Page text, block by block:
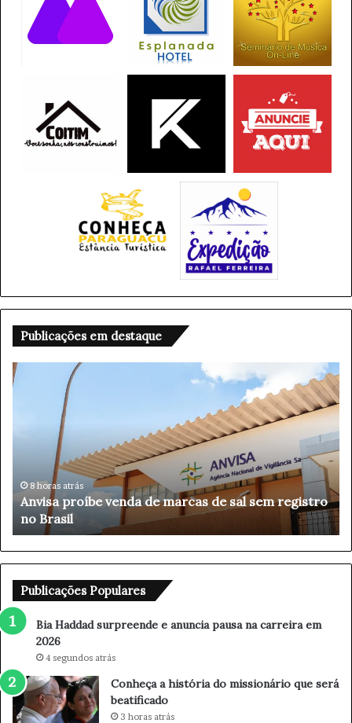
Publicações em destaque
a
d
s
u
r
p
r
e
n
a
n
45 minutos atrás
Bia Haddad surpreende e anuncia pausa na
carreira em 2026
Publicações Populares
Bia Haddad surpreende e anuncia pausa na carreira em
2026
4 segundos atrás
Conheça a história do missionário que será
beatificado
3 horas atrás